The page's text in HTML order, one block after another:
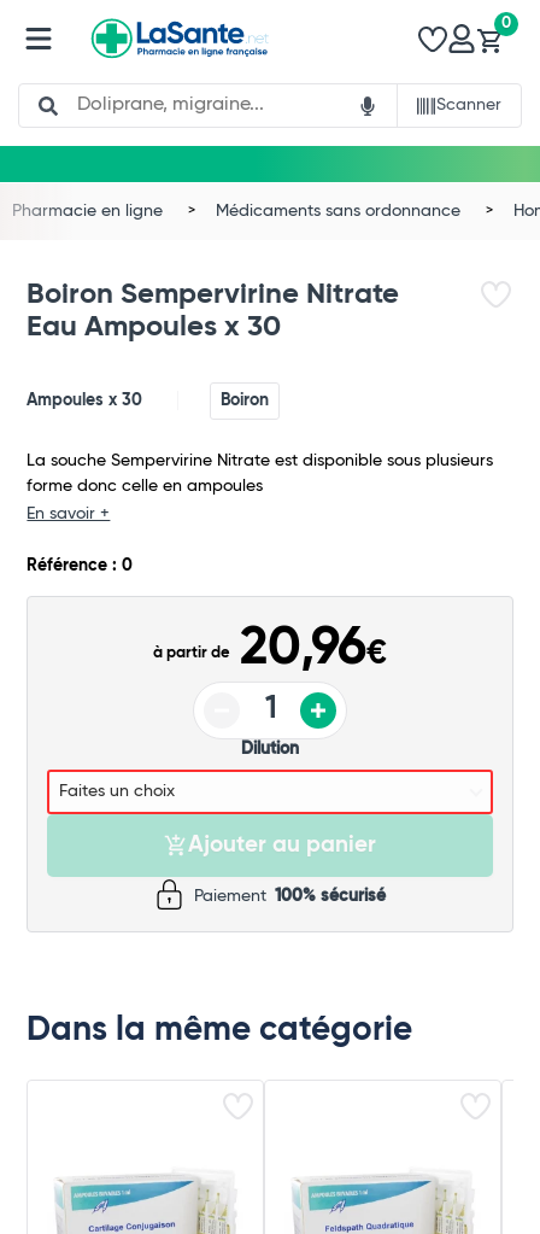
Search
Scanner
0
Total
Pharmacie en ligne Médicaments sans ordonnance
Boiron Sempervirine Nitrate
Eau Ampoules x 30
Ampoules x 30 Boiron
La souche Sempervirine Nitrate est disponible sous plusieurs
forme donc celle en ampoules
En savoir +
Référence : 0
à partir de 20,96€
Dilution
Ajouter au panier
Paiement 100% sécurisé
Dans la même catégorie